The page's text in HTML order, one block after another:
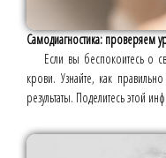
Самодиагностика: проверяем
Если вы беспокоитесь о
крови. Узнайте, как
результаты. Поделитесь этой